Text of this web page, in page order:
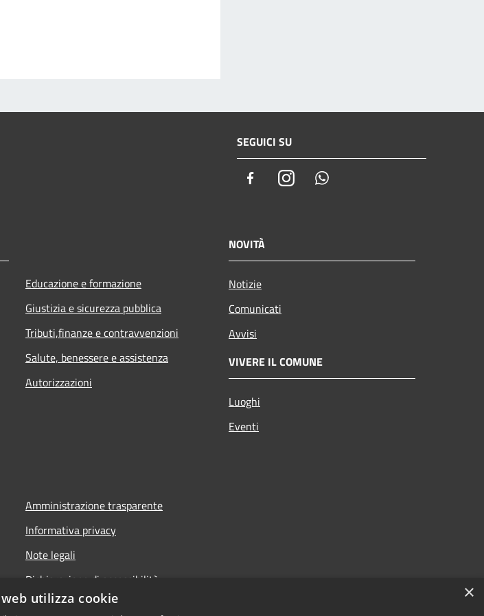
SEGUICI SU
FacebookInstagram
Educazione e formazione
Giustizia e sicurezza pubblica
Tributi,finanze e contravvenzioni
Salute, benessere e assistenza
Autorizzazioni
NOVITÀ
Notizie
Comunicati
Avvisi
VIVERE IL COMUNE
Luoghi
Eventi
Amministrazione trasparente
Informativa privacy
Note legali
Dichiarazione di accessibilità
×
utilizza cookie